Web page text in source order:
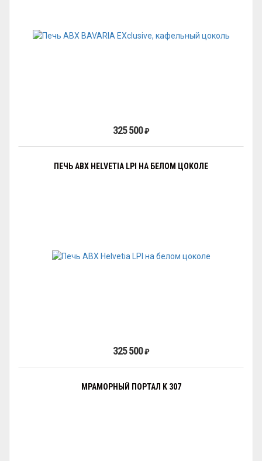
325 500₽
ПЕЧЬ ABX HELVETIA LPI НА БЕЛОМ ЦОКОЛЕ
325 500₽
МРАМОРНЫЙ ПОРТАЛ K 307